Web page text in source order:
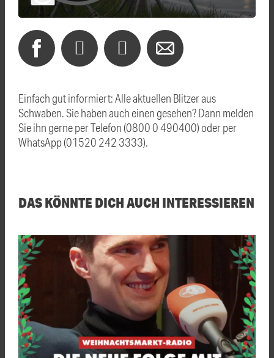
Einfach gut informiert: Alle aktuellen Blitzer aus
Schwaben. Sie haben auch einen gesehen? Dann melden
Sie ihn gerne per Telefon (0800 0 490400) oder per
WhatsApp (01520 242 3333).
DAS KÖNNTE DICH AUCH INTERESSIEREN